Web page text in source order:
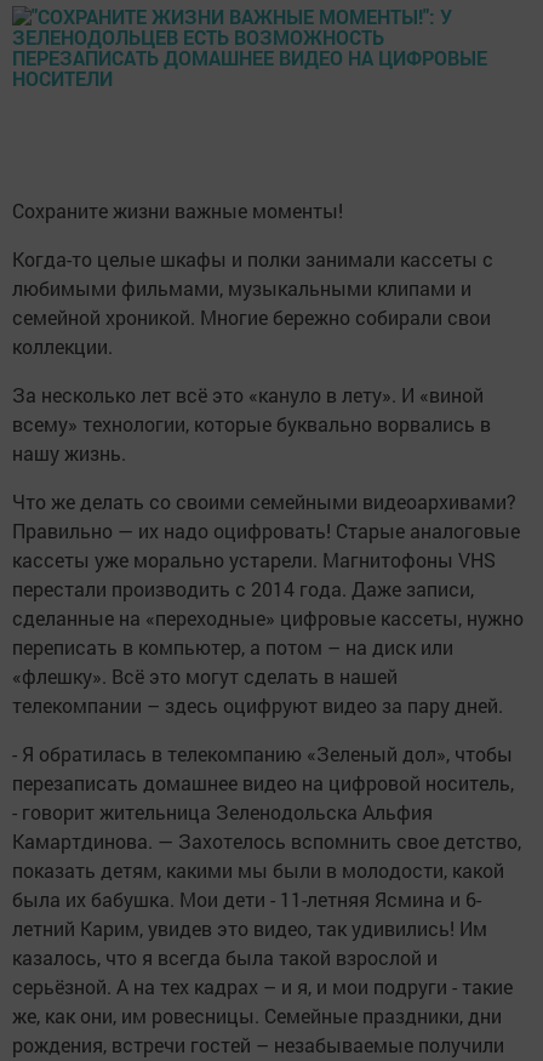
Сохраните жизни важные моменты!
Когда-то целые шкафы и полки занимали кассеты с
любимыми фильмами, музыкальными клипами и
семейной хроникой. Многие бережно собирали свои
коллекции.
За несколько лет всё это «кануло в лету». И «виной
всему» технологии, которые буквально ворвались в
нашу жизнь.
Что же делать со своими семейными видеоархивами?
Правильно — их надо оцифровать! Старые аналоговые
кассеты уже морально устарели. Магнитофоны VHS
перестали производить с 2014 года. Даже записи,
сделанные на «переходные» цифровые кассеты, нужно
переписать в компьютер, а потом – на диск или
«флешку». Всё это могут сделать в нашей
телекомпании – здесь оцифруют видео за пару дней.
- Я обратилась в телекомпанию «Зеленый дол», чтобы
перезаписать домашнее видео на цифровой носитель,
- говорит жительница Зеленодольска Альфия
Камартдинова. — Захотелось вспомнить свое детство,
показать детям, какими мы были в молодости, какой
была их бабушка. Мои дети - 11-летняя Ясмина и 6-
летний Карим, увидев это видео, так удивились! Им
казалось, что я всегда была такой взрослой и
серьёзной. А на тех кадрах – и я, и мои подруги - такие
же, как они, им ровесницы. Семейные праздники, дни
рождения, встречи гостей – незабываемые получили